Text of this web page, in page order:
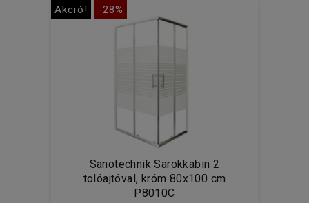
Akció! -28%
Sanotechnik Sarokkabin 2
tolóajtóval, króm 80x100 cm
P8010C